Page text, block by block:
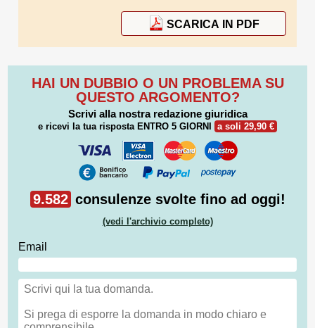
SCARICA IN PDF
HAI UN DUBBIO O UN PROBLEMA SU
QUESTO ARGOMENTO?
Scrivi alla nostra redazione giuridica
e ricevi la tua risposta ENTRO 5 GIORNI a soli 29,90 €
9.582 consulenze svolte fino ad oggi!
(vedi l'archivio completo)
Email